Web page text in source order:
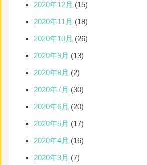
2020年12月 (15)
2020年11月 (18)
2020年10月 (26)
2020年9月 (13)
2020年8月 (2)
2020年7月 (30)
2020年6月 (20)
2020年5月 (17)
2020年4月 (16)
2020年3月 (7)